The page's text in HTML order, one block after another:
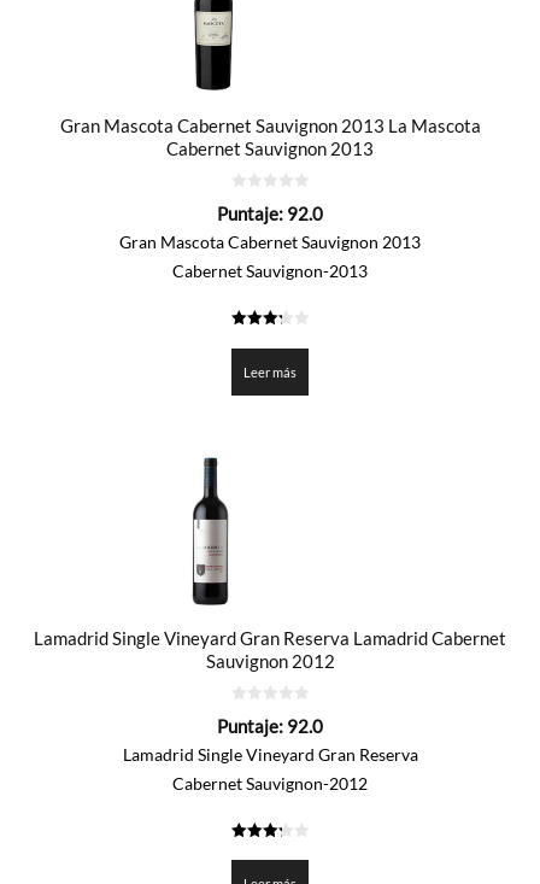
Gran Mascota Cabernet Sauvignon 2013 La Mascota
Cabernet Sauvignon 2013
de
Puntaje: 92.0
Gran Mascota Cabernet Sauvignon 2013
Cabernet Sauvignon-2013
de 5
Leer más
Lamadrid Single Vineyard Gran Reserva Lamadrid Cabernet
Sauvignon 2012
de
Puntaje: 92.0
Lamadrid Single Vineyard Gran Reserva
Cabernet Sauvignon-2012